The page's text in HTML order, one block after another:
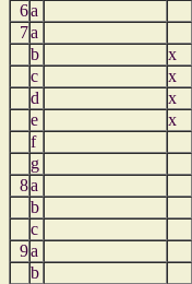
6a
7a
b
x
c
x
d
x
e
x
f
g
8a
b
c
9a
b